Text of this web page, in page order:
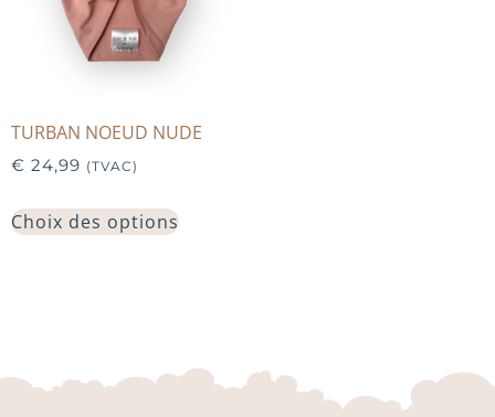
TURBAN NOEUD NUDE
€ 24,99 (TVAC)
Choix des options